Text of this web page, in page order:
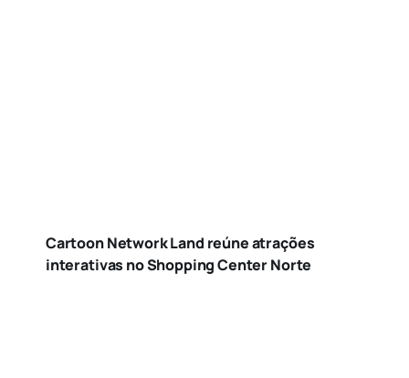
Cartoon Network Land reúne atrações
interativas no Shopping Center Norte